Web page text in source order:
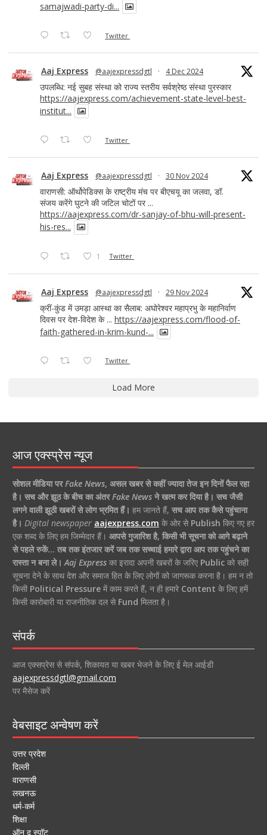
samajwadi-party-di...
Twitter
Aaj Express @aajexpressdgtl · 4 Dec 2024
उपलब्धि: नई सुबह संस्था को राज्य स्तरीय सर्वश्रेष्ठ संस्था पुरस्कार
https://aajexpress.com/achievement-state-level-best-
institut...
Twitter
Aaj Express @aajexpressdgtl · 30 Nov 2024
वाराणसी: ऑर्थोपेडिक्स के राष्ट्रीय मंच पर बीएचयू का जलवा, डॉ.
संजय करेंगे घुटने की जटिल चोटों पर ...
https://aajexpress.com/dr-sanjay-of-bhu-will-present-
his-res...
1 Twitter
Aaj Express @aajexpressdgtl · 29 Nov 2024
क्रीं-कुंड में उमड़ा आस्था का सैलाब: अघोरेश्वर महाप्रभु के महानिर्वाण
दिवस पर देश-विदेश के ... https://aajexpress.com/flood-of-
faith-gathered-in-krim-kund-...
Twitter
Load More
आज एक्स्प्रेस न्यूज
सोशल मीडिया परFake News, असल खबर से कहीं ज्यादा तेज इन दिनों फैल रहा
है। सच और झूठ के बीच का अंतरFake Newsने खत्म कर दिया है। सच जैसी
लगने वाली झूठी खबरों से लोग भ्रमित हैं। हम जानते हैं, सच आप तक कैसे पहुंचाना
है। Digital newspaper aajexpress.com के ओर से Publish किए गए हर
एक शब्द के लिए हम जिम्मेदार हैं। आपसे गुजारिश है, किसी भी सूचना को आगे बढ़ाने
से पहले रुकें… तब तक इंतजार करें जब तक सच्चाई हमारे द्वारा आप तक पहुंचने का
रास्ता न बना ले। Aaj Expressका इरादा अपनी खबरों के जरिए Publicको सही
सूचना देने के साथ देश और समाज हित के लिए लोगों को जागरूक करना है। हम न तो
किसी Political Pressureमें काम करते हैं, न ही हमारे Content के लिए हमें
किसी कारोबारी या राजनीतिक दल से Fund मिलता है।
संपर्क
आज एक्सप्रेस से संपर्क, शिकायत या खबर भेजने के लिए ई मेल आईडी
aajexpressdgtl@gmail.com
पर मैसेज करें
वेबसाइट अन्वेषण करें
उत्तर प्रदेश
दिल्ली
वाराणसी
लखनऊ
धर्म-कर्म
शिक्षा
ऑन द स्पॉट